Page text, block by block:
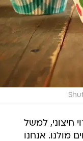
חיצוני, למשל
מולנו. אנחנו